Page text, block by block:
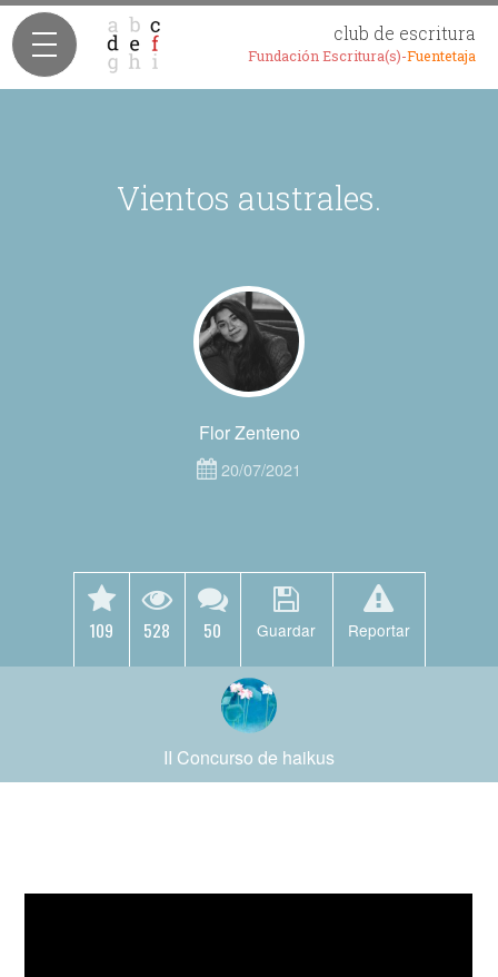
club de escritura
Fundación Escritura(s)-Fuentetaja
Vientos australes.
Flor Zenteno
20/07/2021
109 528 50 Guardar Reportar
II Concurso de haikus